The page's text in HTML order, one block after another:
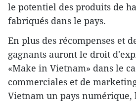
le potentiel des produits de
fabriqués dans le pays.
En plus des récompenses et
gagnants auront le droit
«Make in Vietnam» dans le
commerciales et de
Vietnam un pays numérique,